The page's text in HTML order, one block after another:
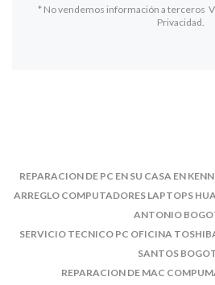
* No vendemos información a terceros
Privacidad.
REPARACION DE PC EN SU CASA EN
ARREGLO COMPUTADORES LAPTOPS
ANTONIO
SERVICIO TECNICO PC OFICINA
SANTOS
REPARACION DE MAC